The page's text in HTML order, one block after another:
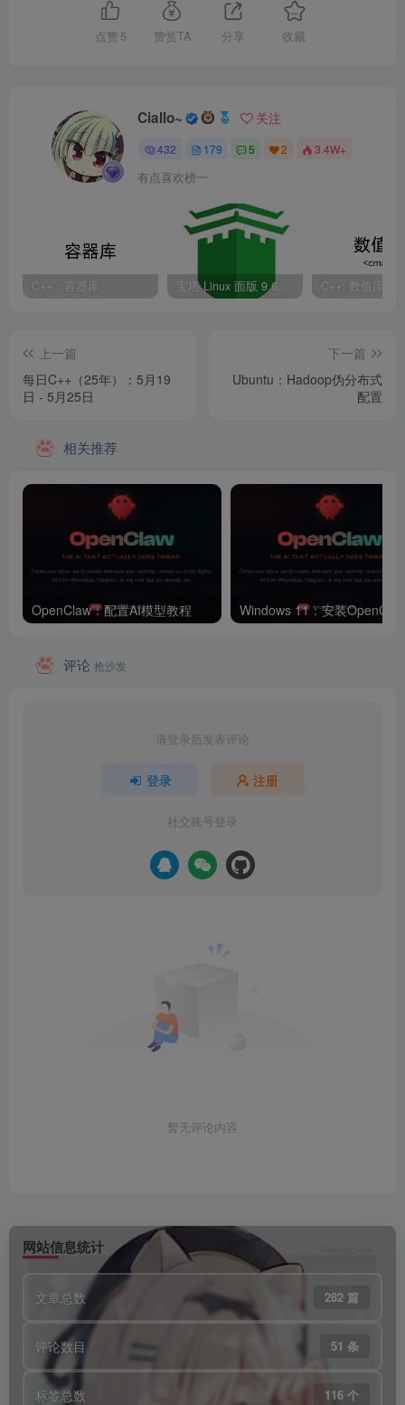
点赞 5 赞赏TA 分享 收藏
Ciallo~ 关注
432 179 5 2 3.4W+
有点喜欢榜一
C++：容器库 宝塔 Linux 面版 9.6.0 企业版/开心版详细教程 C++: 数值库
上一篇
每日C++（25年）：5月19
日 - 5月25日
下一篇
Ubuntu：Hadoop伪分布式
配置
相关推荐
OpenClaw：配置AI模型教程
评论 抢沙发
请登录后发表评论
登录 注册
社交账号登录
暂无评论内容
网站信息统计
文章总数 282 篇
评论数目 51 条
标签总数 116 个